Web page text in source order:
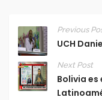
Previous
UCH
Next Post
Bolivia es